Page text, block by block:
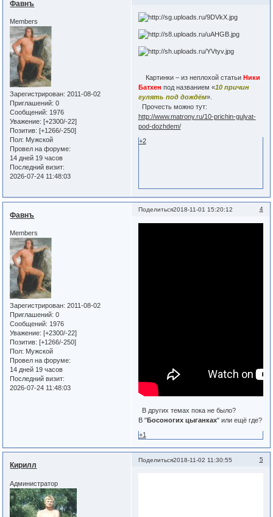
Фавнъ
Members
Зарегистрирован: 2011-08-02
Приглашений: 0
Сообщений: 1976
Уважение: [+2300/-22]
Позитив: [+1266/-250]
Пол: Мужской
Провел на форуме:
14 дней 19 часов
Последний визит:
2026-07-24 11:48:03
Картинки – из неплохой статьи Ники
Батхен под названием «10 причин
гулять под дождём».
Прочесть можно тут:
http://www.matrony.ru/10-prichin-gulyat-
pod-dozhdem/
+2
Поделиться 4
2018-11-01 15:20:12
Фавнъ
Members
Зарегистрирован: 2011-08-02
Приглашений: 0
Сообщений: 1976
Уважение: [+2300/-22]
Позитив: [+1266/-250]
Пол: Мужской
Провел на форуме:
14 дней 19 часов
Последний визит:
2026-07-24 11:48:03
В других темах пока не было?
В "Босоногих цыганках" или ещё где?
+1
Поделиться 5
2018-11-02 11:30:55
Кирилл
Администратор